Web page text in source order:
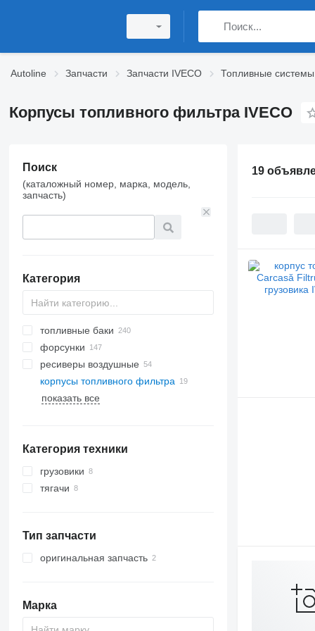
Autoline Запчасти Запчасти IVECO Топливные
Корпусы топливного фильтра IVECO
Поиск
(каталожный номер, марка, модель,
запчасть)
Категория
топливные баки
форсунки
ресиверы воздушные
корпусы топливного фильтра
показать все
Категория техники
грузовики
тягачи
Тип запчасти
оригинальная запчасть
Марка
19